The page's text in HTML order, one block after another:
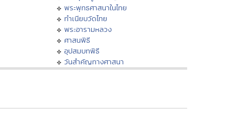
พระพุทธศาสนาในไทย
ทำเนียบวัดไทย
พระอารามหลวง
ศาสนพิธี
อุปสมบทพิธี
วันสำคัญทางศาสนา